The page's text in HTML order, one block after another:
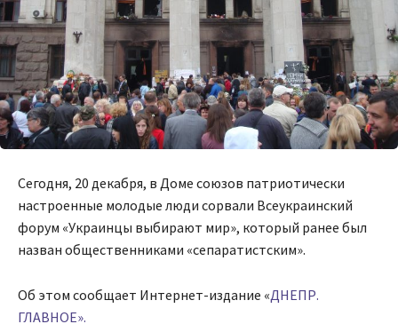
Сегодня, 20 декабря, в Доме союзов патриотически
настроенные молодые люди сорвали Всеукраинский
форум «Украинцы выбирают мир», который ранее был
назван общественниками «сепаратистским».
Об этом сообщает Интернет-издание «ДНЕПР.
ГЛАВНОЕ».